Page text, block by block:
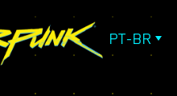
PT-BR